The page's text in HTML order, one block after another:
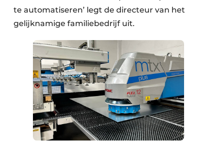
te automatiseren’ legt de directeur van het
gelijknamige familiebedrijf uit.